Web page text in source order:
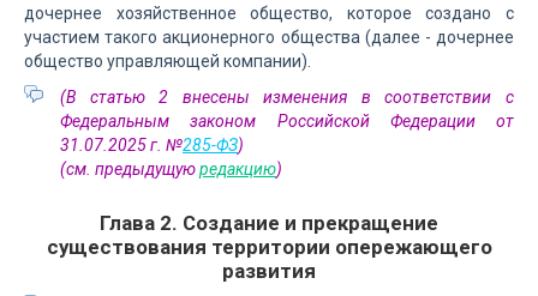
дочернее хозяйственное общество, которое создано с
участием такого акционерного общества (далее - дочернее
общество управляющей компании).
(В статью 2 внесены изменения в соответствии с
Федеральным законом Российской Федерации от
31.07.2025 г. №285-ФЗ)
(см. предыдущуюредакцию)
Глава 2. Создание и прекращение
существования территории опережающего
развития